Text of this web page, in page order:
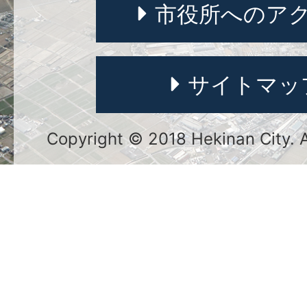
市役所へのア
サイトマッ
Copyright © 2018 Hekinan City.